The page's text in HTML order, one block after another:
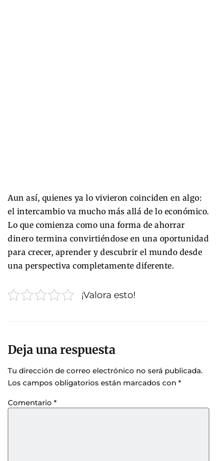
Aun así, quienes ya lo vivieron coinciden en algo:
el intercambio va mucho más allá de lo económico.
Lo que comienza como una forma de ahorrar
dinero termina convirtiéndose en una oportunidad
para crecer, aprender y descubrir el mundo desde
una perspectiva completamente diferente.
¡Valora esto!
Deja una respuesta
Tu dirección de correo electrónico no será publicada.
Los campos obligatorios están marcados con *
Comentario *